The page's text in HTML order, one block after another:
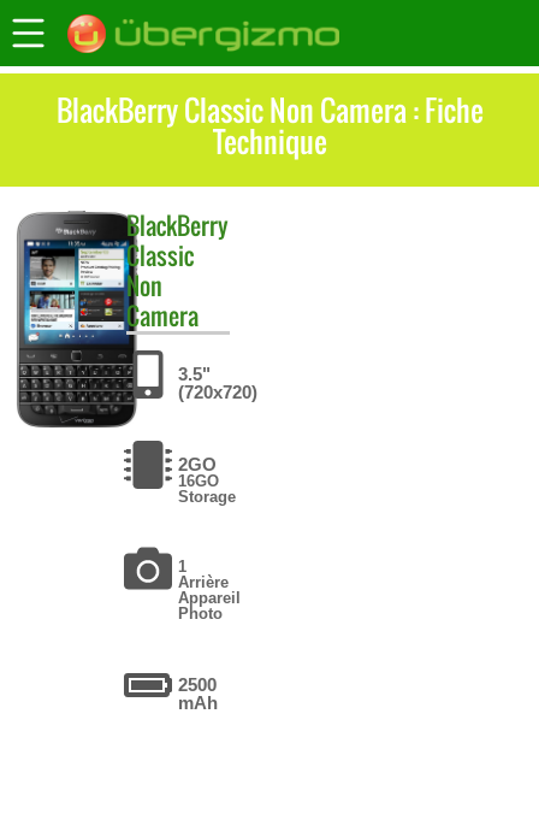
BlackBerry Classic Non Camera : Fiche
Technique
BlackBerry
Classic
Non
Camera
3.5"
(720x720)
2GO
16GO
Storage
1
Arrière
Appareil
Photo
2500
mAh